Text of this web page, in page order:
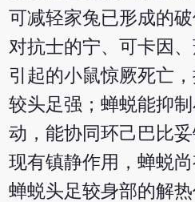
可减轻家兔已形成的
对抗士的宁、可卡因
引起的小鼠惊厥死亡
较头足强；蝉蜕能抑
动，能协同环己巴比
现有镇静作用，蝉蜕
蝉蜕头足较身部的解热